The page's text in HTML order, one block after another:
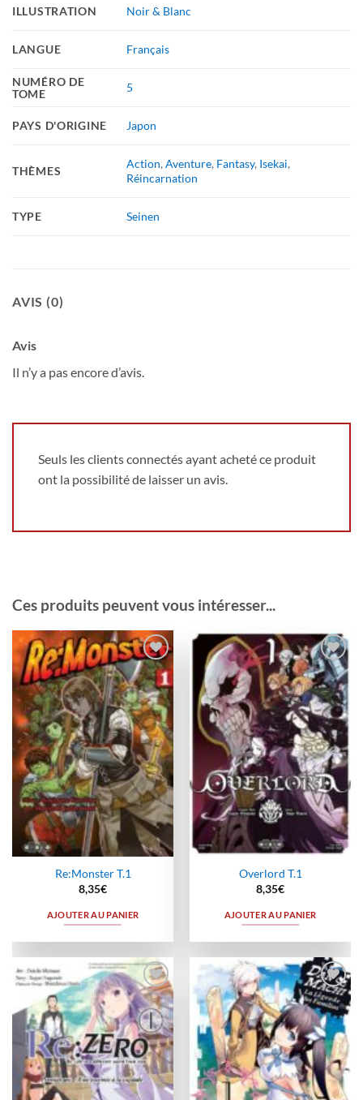
ILLUSTRATION Noir & Blanc
LANGUE Français
NUMÉRO DE
TOME
5
PAYS D'ORIGINE Japon
THÈMES
Action,Aventure, Fantasy, Isekai,
Réincarnation
TYPE Seinen
AVIS (0)
Avis
Il n’y a pas encore d’avis.
Seuls les clients connectés ayant acheté ce produit
ont la possibilité de laisser un avis.
Ces produits peuvent vous intéresser...
Ajouter
à la
wishlist
Re:Monster T.1
8,35€
AJOUTER AU PANIER
Ajouter
à la
wishlist
Overlord T.1
8,35€
AJOUTER AU PANIER
Ajouter
à la
wishlist
Ajouter
à la
wishlist